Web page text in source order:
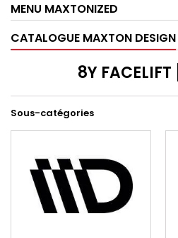
MENU MAXTONIZED
CATALOGUE MAXTON DESIGN
8Y
Sous-catégories